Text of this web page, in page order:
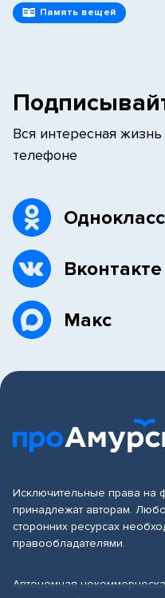
Память вещей
Вся интересная
телефоне
Вконтакте
Макс
Исключительные права на
принадлежат авторам.
сторонних ресурсах
правообладателями.
Автономная